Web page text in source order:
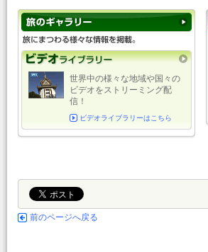
世界中の様々な地域や国々の
ビデオをストリーミング配
信！
ビデオライブラリーはこちら
前のページへ戻る